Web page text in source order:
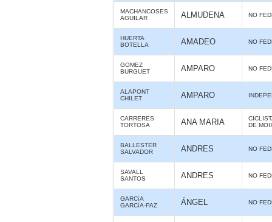
MACHANCOSES
AGUILAR
ALMUDENA NO
HUERTA
BOTELLA
AMADEO NO
GOMEZ
BURGUET
AMPARO NO
ALAPONT
CHILET
AMPARO
CARRERES
TORTOSA
ANA MARIA
DE
BALLESTER
SALVADOR
ANDRES NO
SAVALL
SANTOS
ANDRES NO
GARCíA
GARCíA-PAZ
ÁNGEL NO